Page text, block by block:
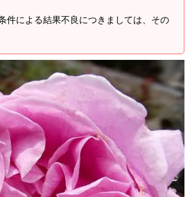
件による結果不良につきましては、その